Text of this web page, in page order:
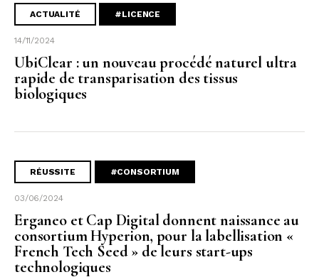
ACTUALITÉ #LICENCE
14/11/2024
UbiClear : un nouveau procédé naturel ultra
rapide de transparisation des tissus
biologiques
RÉUSSITE #CONSORTIUM
03/06/2024
Erganeo et Cap Digital donnent naissance au
consortium Hyperion, pour la labellisation «
French Tech Seed » de leurs start-ups
technologiques